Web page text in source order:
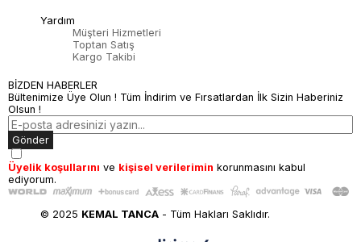
Yardım
Müşteri Hizmetleri
Toptan Satış
Kargo Takibi
BİZDEN HABERLER
Bültenimize Üye Olun ! Tüm İndirim ve Fırsatlardan İlk Sizin Haberiniz
Olsun !
Gönder
Üyelik koşullarını ve kişisel verilerimin korunmasını kabul
ediyorum.
© 2025 KEMAL TANCA - Tüm Hakları Saklıdır.